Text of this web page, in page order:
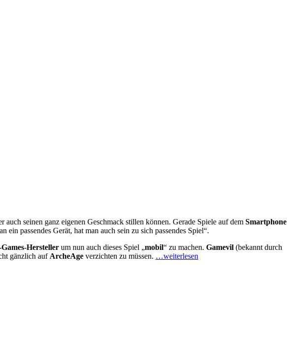
auch seinen ganz eigenen Geschmack stillen können. Gerade Spiele auf dem Smartphone
passendes Gerät, hat man auch sein zu sich passendes Spiel“.
Hersteller um nun auch dieses Spiel „mobil“ zu machen. Gamevil (bekannt durch
gänzlich auf ArcheAge verzichten zu müssen. …weiterlesen